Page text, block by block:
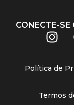
CONECTE-SE
Política de
Termos